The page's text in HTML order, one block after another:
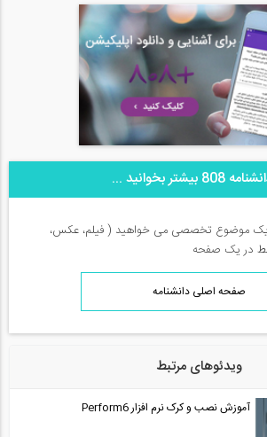
808 بیشتر بخوانید ...
یک موضوع تخصصی می خواهید ( فیلم، عکس،
فقط در یک صفحه
صفحه اصلی دانشنامه
ویدئوهای مرتبط
آموزش نصب و کرک نرم افزار Perform6